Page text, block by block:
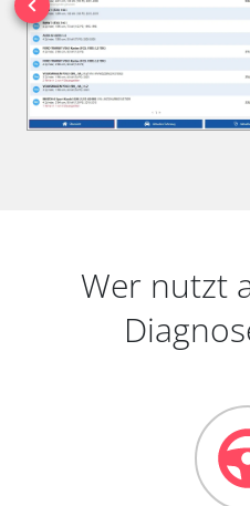
Wer nutzt